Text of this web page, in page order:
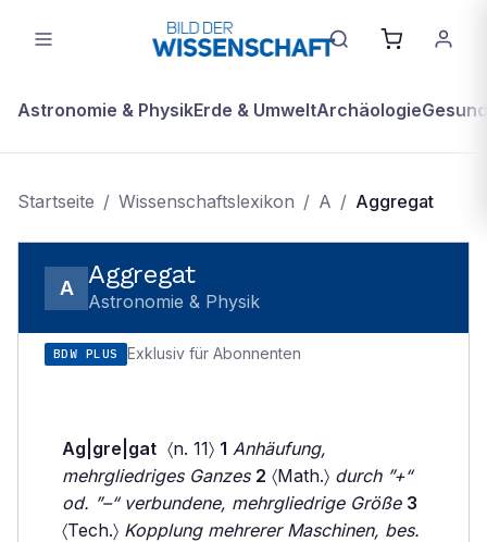
Astronomie & PhysikErde & UmweltArchäologie
Startseite / Wissenschaftslexikon / A / Aggregat
A Aggregat
Astronomie & Physik
BDW PLUS Exklusiv für Abonnenten
Ag|gre|gat 〈n. 11〉 1 Anhäufung,
mehrgliedriges Ganzes 2 〈Math.〉 durch ”+“
od. ”–“ verbundene, mehrgliedrige Größe 3
〈Tech.〉 Kopplung mehrerer Maschinen, bes.